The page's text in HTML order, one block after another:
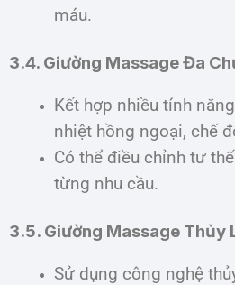
máu.
3.4. Giường Massage Đa
Kết hợp nhiều tính
nhiệt hồng ngoại, chế
Có thể điều chỉnh tư
từng nhu cầu.
3.5. Giường Massage Thủy
Sử dụng công nghệ